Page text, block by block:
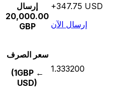
إرسال
20,000.00
GBP
+347.75 USD
إرسال الآن
سعر الصرف
(1GBP ←
USD)
1.333200